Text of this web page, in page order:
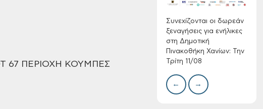
67 ΠΕΡΙΟΧΗ ΚΟΥΜΠΕΣ
Τακτική συνεδρίαση
Συνεχίζονται οι δωρεάν
ξεναγήσεις για ενήλικες
στη Δημοτική
Πινακοθήκη Χανίων: Την
Τρίτη 11/08
← →